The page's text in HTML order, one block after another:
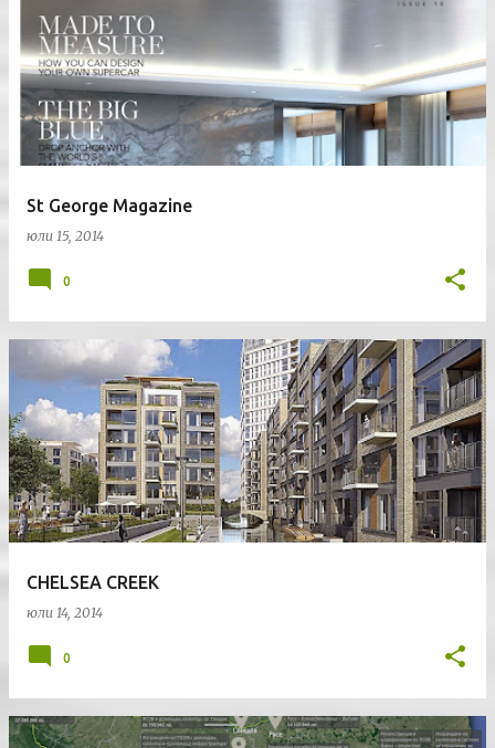
St George Magazine
юли 15, 2014
0
CHELSEA CREEK
юли 14, 2014
0